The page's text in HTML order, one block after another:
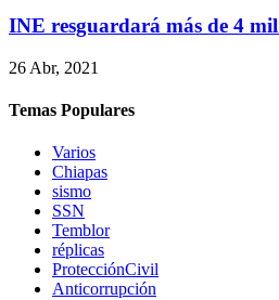
INE resguardará más de 4
26 Abr, 2021
Temas Populares
Varios
Chiapas
sismo
SSN
Temblor
réplicas
ProtecciónCivil
Anticorrupción